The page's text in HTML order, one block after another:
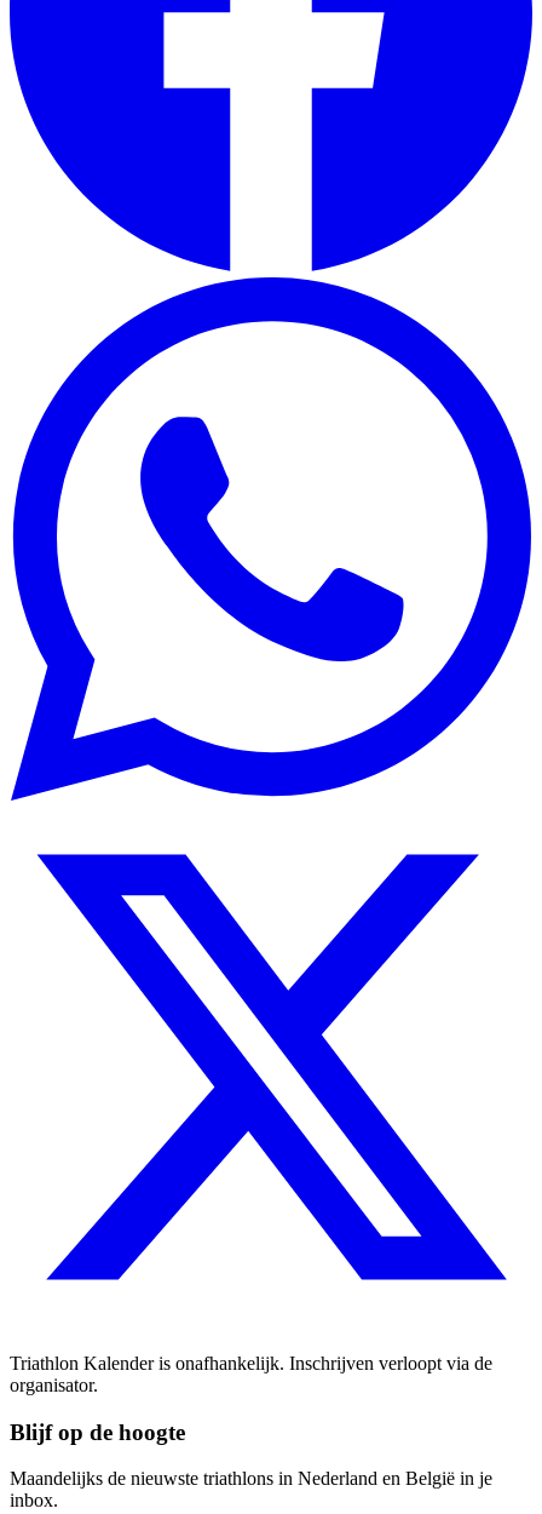
Triathlon Kalender is onafhankelijk. Inschrijven verloopt via de
organisator.
Blijf op de hoogte
Maandelijks de nieuwste triathlons in Nederland en België in je
inbox.